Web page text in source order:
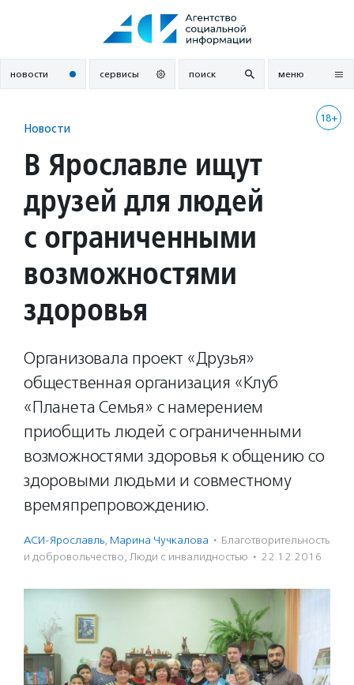
новости сервисы поиск меню
18+
Новости
В Ярославле ищут
друзей для людей
с ограниченными
возможностями
здоровья
Организовала проект «Друзья»
общественная организация «Клуб
«Планета Семья» с намерением
приобщить людей с ограниченными
возможностями здоровья к общению со
здоровыми людьми и совместному
времяпрепровождению.
АСИ-Ярославль, Марина Чучкалова · Благотвори­тель­ность
и доброволь­чест­во, Люди с инвалидностью · 22.12.2016